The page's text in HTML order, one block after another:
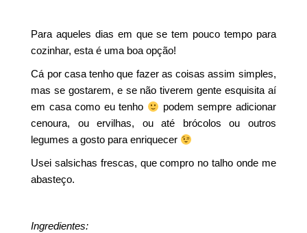
Para aqueles dias em que se tem pouco tempo para
cozinhar, esta é uma boa opção!
Cá por casa tenho que fazer as coisas assim simples,
mas se gostarem, e se não tiverem gente esquisita aí
em casa como eu tenho
podem sempre adicionar
cenoura, ou ervilhas, ou até brócolos ou outros
legumes a gosto para enriquecer
Usei salsichas frescas, que compro no talho onde me
abasteço.
Ingredientes: